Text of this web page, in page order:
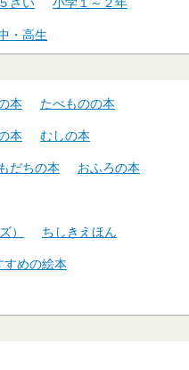
さい 小学１～２年
・高生
本 たべものの本
本 むしの本
だちの本 おふろの本
） ちしきえほん
すめの絵本